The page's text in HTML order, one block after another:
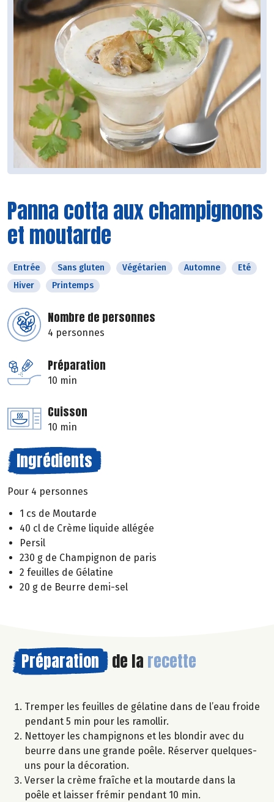
Panna cotta aux champignons
et moutarde
Entrée Sans gluten Végétarien Automne
Eté
Hiver
Printemps
Nombre de personnes
4 personnes
Préparation
10 min
Cuisson
10 min
Ingrédients
Pour 4 personnes
1 cs de Moutarde
40 cl de Crème liquide allégée
Persil
230 g de Champignon de paris
2 feuilles de Gélatine
20 g de Beurre demi-sel
Préparation de la recette
Tremper les feuilles de gélatine dans de l’eau froide
pendant 5 min pour les ramollir.
Nettoyer les champignons et les blondir avec du
beurre dans une grande poêle. Réserver quelques-
uns pour la décoration.
Verser la crème fraîche et la moutarde dans la
poêle et laisser frémir pendant 10 min.